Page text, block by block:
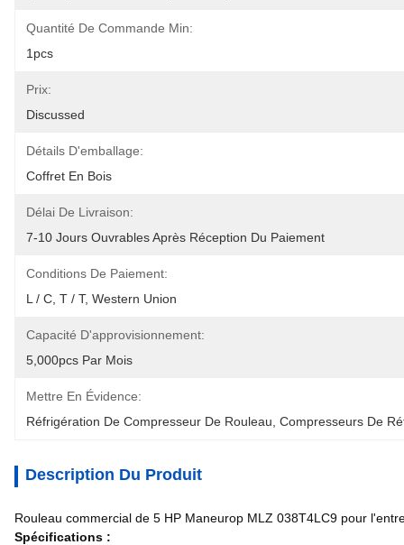
Quantité De Commande Min:
1pcs
Prix:
Discussed
Détails D'emballage:
Coffret En Bois
Délai De Livraison:
7-10 Jours Ouvrables Après Réception Du Paiement
Conditions De Paiement:
L / C, T / T, Western Union
Capacité D'approvisionnement:
5,000pcs Par Mois
Mettre En Évidence:
Réfrigération De Compresseur De Rouleau Compresseurs De
Description Du Produit
Rouleau commercial de 5 HP Maneurop MLZ 038T4LC9 pour
Spécifications :